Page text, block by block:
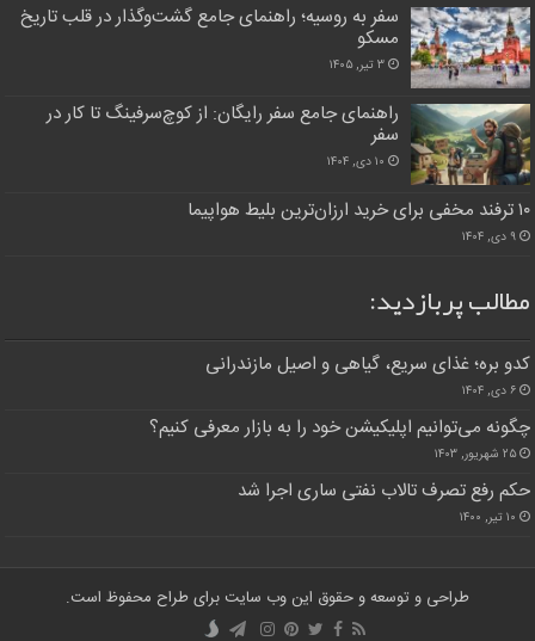
سفر به روسیه؛ راهنمای جامع گشت‌وگذار در قلب تاریخ
مسکو
۳ تیر, ۱۴۰۵
راهنمای جامع سفر رایگان: از کوچ‌سرفینگ تا کار در
سفر
۱۰ دی, ۱۴۰۴
۱۰ ترفند مخفی برای خرید ارزان‌ترین بلیط هواپیما
۹ دی, ۱۴۰۴
مطالب پربازدید:
کدو بره؛ غذای سریع، گیاهی و اصیل مازندرانی
۶ دی, ۱۴۰۴
چگونه می‌توانیم اپلیکیشن خود را به بازار معرفی کنیم؟
۲۵ شهریور, ۱۴۰۳
حکم رفع تصرف تالاب نفتی ساری اجرا شد
۱۰ تیر, ۱۴۰۰
طراحی و توسعه و حقوق این وب سایت برای طراح محفوظ است.